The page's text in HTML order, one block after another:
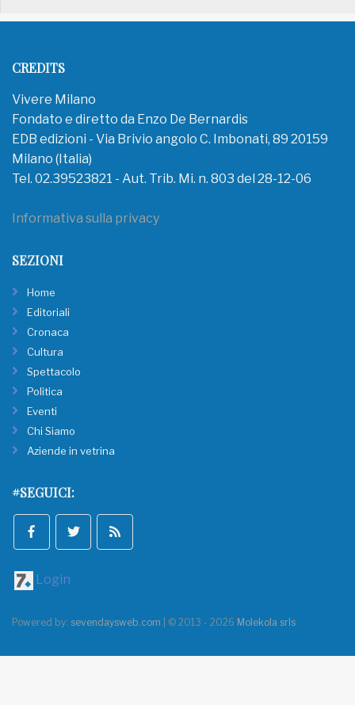
CREDITS
Vivere Milano
Fondato e diretto da Enzo De Bernardis
EDB edizioni - Via Brivio angolo C. Imbonati, 89 20159
Milano (Italia)
Tel. 02.39523821 - Aut. Trib. Mi. n. 803 del 28-12-06
Informativa sulla privacy
SEZIONI
Home
Editoriali
Cronaca
Cultura
Spettacolo
Politica
Eventi
Chi Siamo
Aziende in vetrina
#SEGUICI:
Login
Powered by: sevendaysweb.com | © 2013 - 2026 Molekola srls